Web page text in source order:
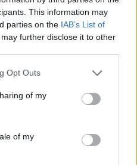
This information may
parties on the IAB’s List of
further disclose it to other
Opt Outs
of my
of my
Seuraava artikkeli
Se oikea lentävä hollantilainen
2014 MM-kisoissa